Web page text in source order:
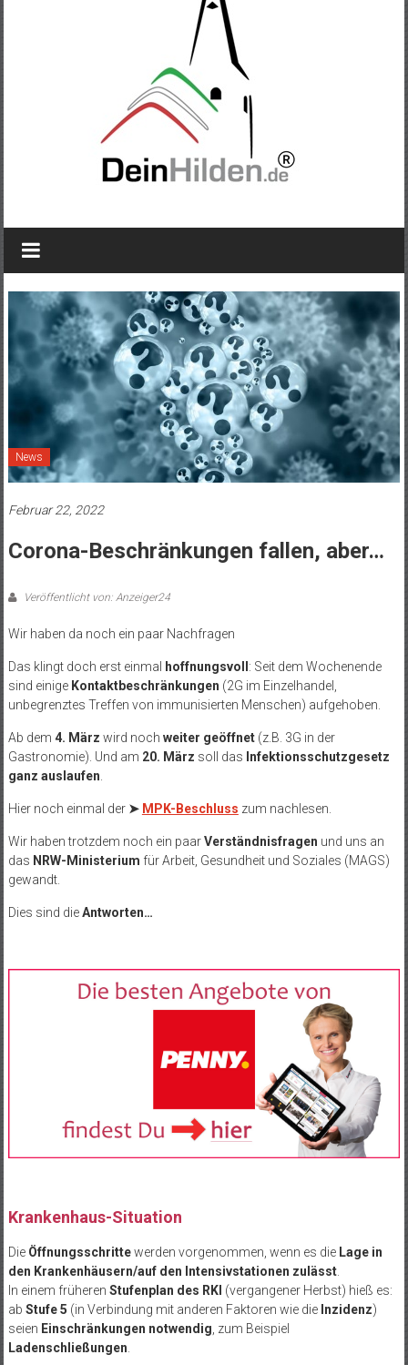
News
Februar 22, 2022
Corona-Beschränkungen fallen, aber…
Veröffentlicht von: Anzeiger24
Wir haben da noch ein paar Nachfragen
Das klingt doch erst einmal hoffnungsvoll: Seit dem Wochenende
sind einige Kontaktbeschränkungen (2G im Einzelhandel,
unbegrenztes Treffen von immunisierten Menschen) aufgehoben.
Ab dem 4. März wird noch weiter geöffnet(z.B. 3G in der
Gastronomie). Und am 20. März soll das Infektionsschutzgesetz
ganz auslaufen
Hier noch einmal der ➤ MPK-Beschluss zum nachlesen.
Wir haben trotzdem noch ein paarVerständnisfragen und uns an
das NRW-Ministerium für Arbeit, Gesundheit und Soziales (MAGS)
gewandt.
Dies sind dieAntworten…
Krankenhaus-Situation
Die Öffnungsschrittewerden vorgenommen, wenn es die Lage in
den Krankenhäusern/auf den Intensivstationen zulässt.
In einem früheren Stufenplan des RKI (vergangener Herbst) hieß es:
ab Stufe 5 (in Verbindung mit anderen Faktoren wie die Inzidenz)
seien Einschränkungen notwendig , zum Beispiel
Ladenschließungen